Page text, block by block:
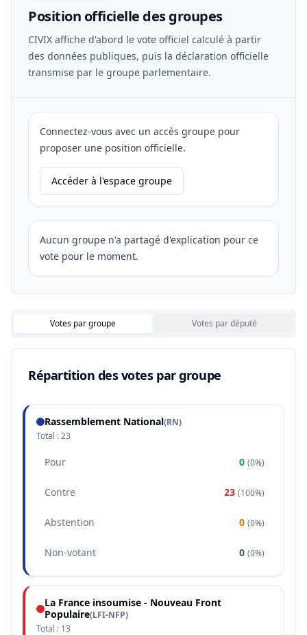
Position officielle des groupes
CIVIX affiche d'abord le vote officiel calculé à partir
des données publiques, puis la déclaration officielle
transmise par le groupe parlementaire.
Connectez-vous avec un accès groupe pour
proposer une position officielle.
Accéder à l'espace groupe
Aucun groupe n'a partagé d'explication pour ce
vote pour le moment.
Votes par groupe Votes par député
Répartition des votes par groupe
Rassemblement National(RN)
Total :23
Pour 0 (0%)
Contre 23 (100%)
Abstention 0 (0%)
Non-votant 0 (0%)
La France insoumise - Nouveau Front
Populaire(LFI-NFP)
Total : 13